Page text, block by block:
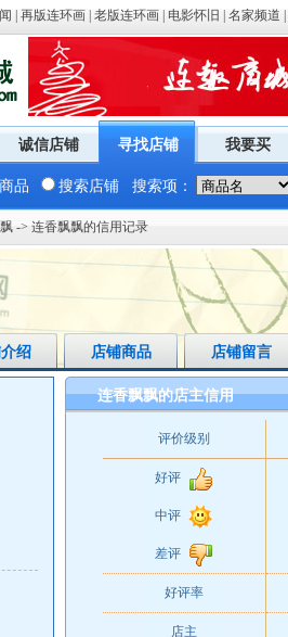
再版连环画 老版连环画 电影怀旧 名家频道
诚信店铺 寻找店铺 我要买
品 搜索店铺 搜索项：
-> 连香飘飘的信用记录
绍 店铺商品 店铺留言
连香飘飘的店主信用
评价级别
好评
中评
差评
好评率
店主